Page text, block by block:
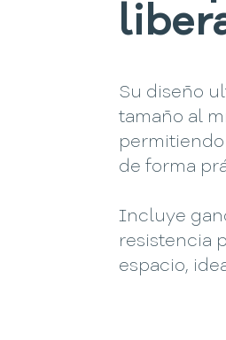
Su diseño
tamaño al
de forma
Incluye
resistencia
espacio,